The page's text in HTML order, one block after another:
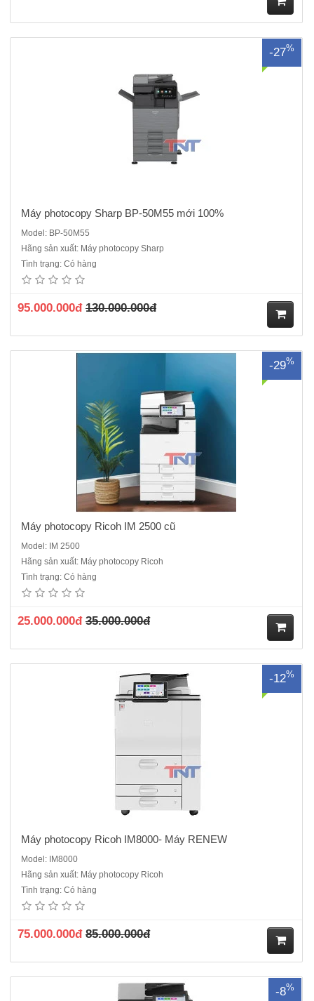
ua
-27%
Máy photocopy Sharp BP-50M55 mới 100%
Model: BP-50M55
Hãng sản xuất: Máy photocopy Sharp
Tình trạng: Có hàng
95.000.000đ 130.000.000đ
ua
-29%
suốt nếu bạn cần một máy đa năng, bền, tốc độ ổn định và muốn tiết
kiệm chi phí đầu tư ban đầu.Màn hình cảm ứng thông minh 10.1
Máy photocopy Ricoh IM 2500 cũ
Model: IM 2500
Hãng sản xuất: Máy photocopy Ricoh
Tình trạng: Có hàng
25.000.000đ 35.000.000đ
ua
-12%
hoạt động ổn định, ngoại hình như mới, giá rẻ, tại sao khách hàng lại
không lựa chọn, một chiếc máy đáp ứng được các yêu cầu tương
Máy photocopy Ricoh IM8000- Máy RENEW
Model: IM8000
Hãng sản xuất: Máy photocopy Ricoh
Tình trạng: Có hàng
75.000.000đ 85.000.000đ
ua
-8%
100%, Nguyên đai nguyên kiện bắt đầu ra mắt năm 2026Máy bao
gồm( SPDF, Mực in, Chân kê)Chức năng : Copy/ in mạng/ Scan
hình c..